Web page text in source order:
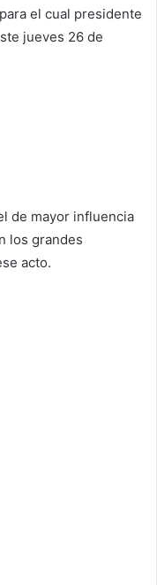
el cual presidente
jueves 26 de
de mayor influencia
los grandes
acto.